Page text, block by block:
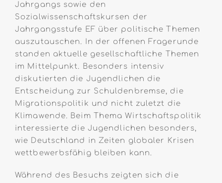
Jahrgangs sowie den
Sozialwissenschaftskursen der
Jahrgangsstufe EF über politische Themen
auszutauschen. In der offenen Fragerunde
standen aktuelle gesellschaftliche Themen
im Mittelpunkt. Besonders intensiv
diskutierten die Jugendlichen die
Entscheidung zur Schuldenbremse, die
Migrationspolitik und nicht zuletzt die
Klimawende. Beim ThemaWirtschaftspolitik
interessierte die Jugendlichen besonders,
wie Deutschland in Zeiten globaler Krisen
wettbewerbsfähig bleiben kann.
Während des Besuchs zeigten sich die